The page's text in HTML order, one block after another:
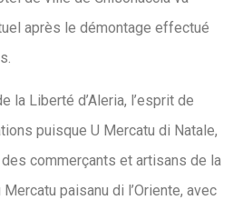
après le démontage effectué
la Liberté d’Aleria, l’esprit de
puisque U Mercatu di Natale,
commerçants et artisans de la
paisanu di l’Oriente, avec